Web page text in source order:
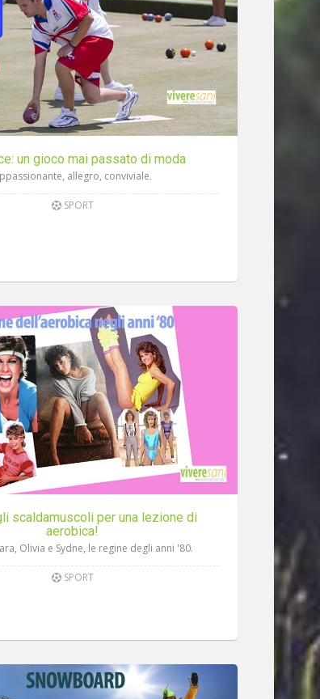
un gioco mai passato di moda
allegro, conviviale.
SPORT
scaldamuscoli per una lezione di
aerobica!
Olivia e Sydne, le regine degli anni '80.
SPORT